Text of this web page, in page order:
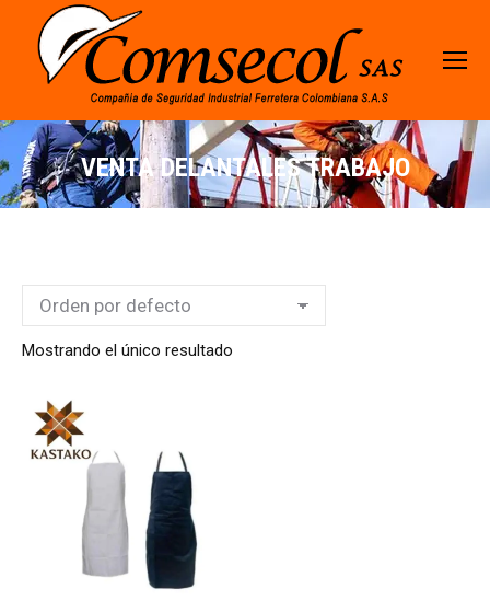
VENTA DELANTALES TRABAJO
Mostrando el único resultado